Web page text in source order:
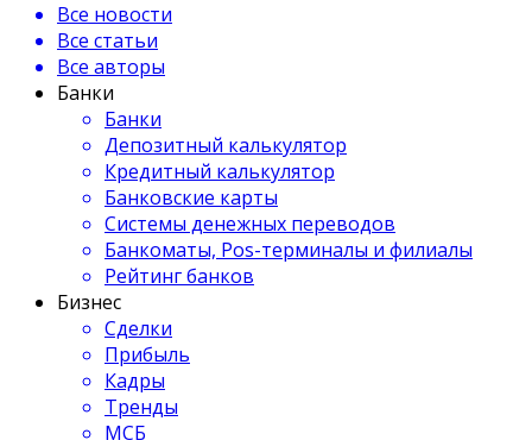
Все новости
Все статьи
Все авторы
Банки
Банки
Депозитный калькулятор
Кредитный калькулятор
Банковские карты
Системы денежных переводов
Банкоматы, Pos-терминалы и филиалы
Рейтинг банков
Бизнес
Сделки
Прибыль
Кадры
Тренды
МСБ